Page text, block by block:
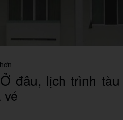
đâu, lịch trình tàu
vé